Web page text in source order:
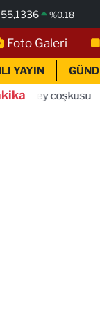
55,1336 %0.18
Foto Galeri
YAYIN
11:00